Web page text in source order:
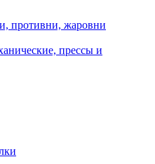
противни, жаровни
прессы и